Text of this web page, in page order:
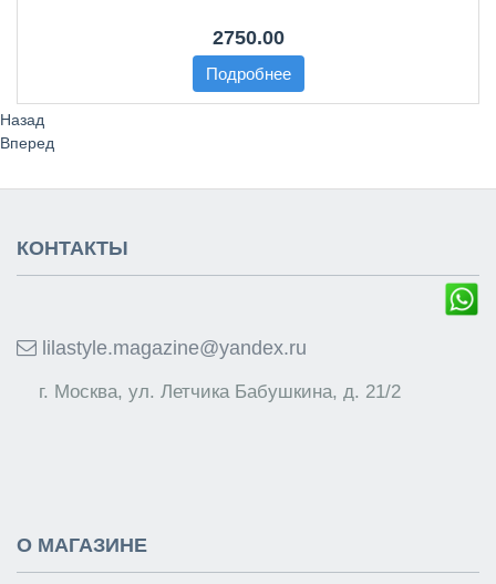
2750.00
Подробнее
Назад
Вперед
КОНТАКТЫ
lilastyle.magazine@yandex.ru
г. Москва, ул. Летчика Бабушкина, д. 21/2
О МАГАЗИНЕ